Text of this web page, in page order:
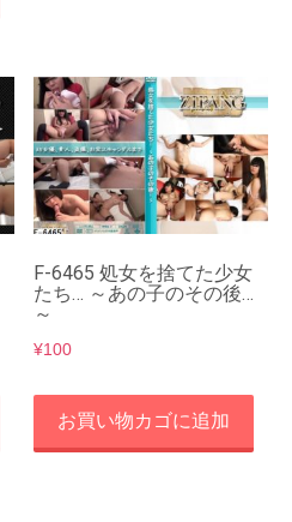
F-6465 処女を捨てた少女
たち… ～あの子のその後…
～
¥100
お買い物カゴに追加